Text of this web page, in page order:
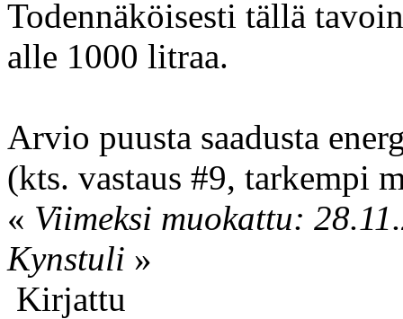
Todennäköisesti tällä
alle 1000 litraa.
Arvio puusta saadusta
(kts. vastaus #9, tarkempi
« Viimeksi muokattu:
Kynstuli »
Kirjattu